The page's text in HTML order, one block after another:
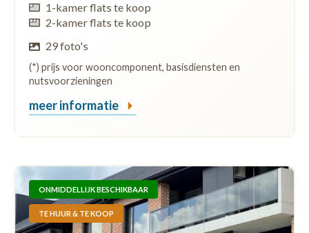
1-kamer flats te koop
2-kamer flats te koop
29 foto's
(*) prijs voor wooncomponent, basisdiensten en
nutsvoorzieningen
meer informatie
ONMIDDELLIJK BESCHIKBAAR
TE HUUR & TE KOOP